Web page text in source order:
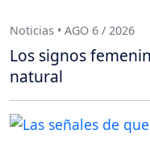
Noticias • AGO 6 / 2026
Los signos
natural